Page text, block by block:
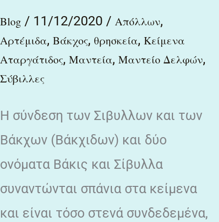
Blog / 11/12/2020 / Απόλλων,
Αρτέμιδα, Βάκχος, θρησκεία, Κείμενα
Αταργάτιδος, Μαντεία, Μαντείο Δελφών,
Σύβιλλες
Η σύνδεση των Σιβυλλων και των
Βάκχων (Βάκχιδων) και δύο
ονόματα Βάκις και Σίβυλλα
συναντώνται σπάνια στα κείμενα
και είναι τόσο στενά συνδεδεμένα,
θεῶν,
εἰποῦσα,
μέσση
τε